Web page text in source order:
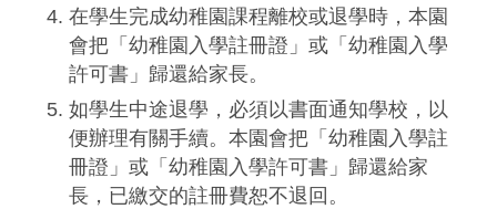
在學生完成幼稚園課程離校或退學時，本園
會把「幼稚園入學註冊證」或「幼稚園入學
許可書」歸還給家長。
如學生中途退學，必須以書面通知學校，以
便辦理有關手續。本園會把「幼稚園入學註
冊證」或「幼稚園入學許可書」歸還給家
長，已繳交的註冊費恕不退回。